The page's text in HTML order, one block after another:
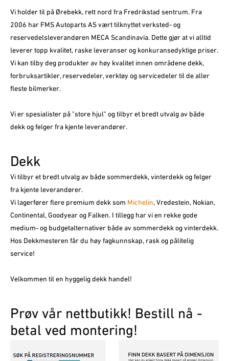
Vi holder til på Ørebekk, rett nord fra Fredrikstad sentrum. Fra
2006 har FMS Autoparts AS vært tilknyttet verksted- og
reservedelsleverandøren MECA Scandinavia. Dette gjør at vi alltid
leverer topp kvalitet, raske leveranser og konkuransedyktige priser.
Vi kan tilby deg produkter av høy kvalitet innen områdene dekk,
forbruksartikler, reservedeler, verktøy og servicedeler til de aller
fleste bilmerker.
Vi er spesialister på "store hjul" og tilbyr et bredt utvalg av både
dekk og felger fra kjente leverandører.
Dekk
Vi tilbyr et bredt utvalg av både sommerdekk, vinterdekk og felger
fra kjente leverandører.
Vi lagerfører flere premium dekk som Michelin, Vredestein, Nokian,
Continental, Goodyear og Falken. I tillegg har vi en rekke gode
medium- og budgetalternativer både av sommerdekk og vinterdekk.
Hos Dekkmesteren får du høy fagkunnskap, rask og pålitelig
service!
Velkommen til en hyggelig dekk handel!
Prøv vår nettbutikk! Bestill nå -
betal ved montering!